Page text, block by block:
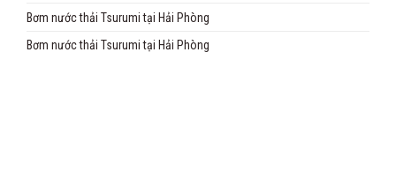
Bơm nước thải Tsurumi tại Hải Phòng
Bơm nước thải Tsurumi tại Hải Phòng